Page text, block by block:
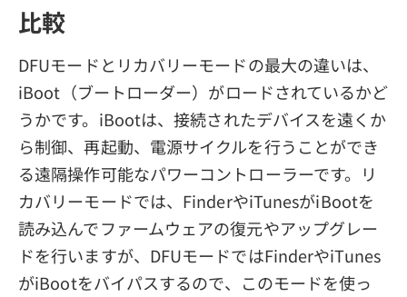
比較
DFUモードとリカバリーモードの最大の違いは、
iBoot（ブートローダー）がロードされているかど
うかです。iBootは、接続されたデバイスを遠くか
ら制御、再起動、電源サイクルを行うことができ
る遠隔操作可能なパワーコントローラーです。リ
カバリーモードでは、FinderやiTunesがiBootを
読み込んでファームウェアの復元やアップグレー
ドを行いますが、DFUモードではFinderやiTunes
がiBootをバイパスするので、このモードを使っ